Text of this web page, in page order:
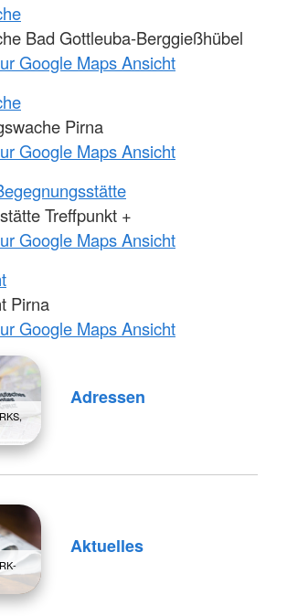
Bad Gottleuba-Berggießhübel
Google Maps Ansicht
Pirna
Google Maps Ansicht
Treffpunkt +
Google Maps Ansicht
Pirna
Google Maps Ansicht
Adressen
Aktuelles